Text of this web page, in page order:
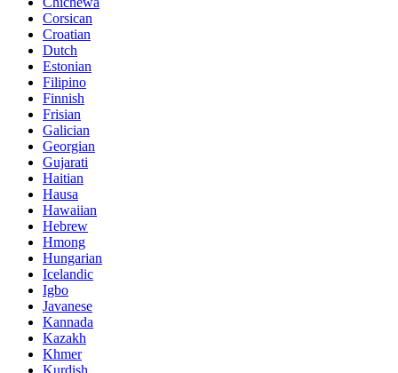
Corsican
Croatian
Dutch
Estonian
Filipino
Finnish
Frisian
Galician
Georgian
Gujarati
Haitian
Hausa
Hawaiian
Hebrew
Hmong
Hungarian
Icelandic
Igbo
Javanese
Kannada
Kazakh
Khmer